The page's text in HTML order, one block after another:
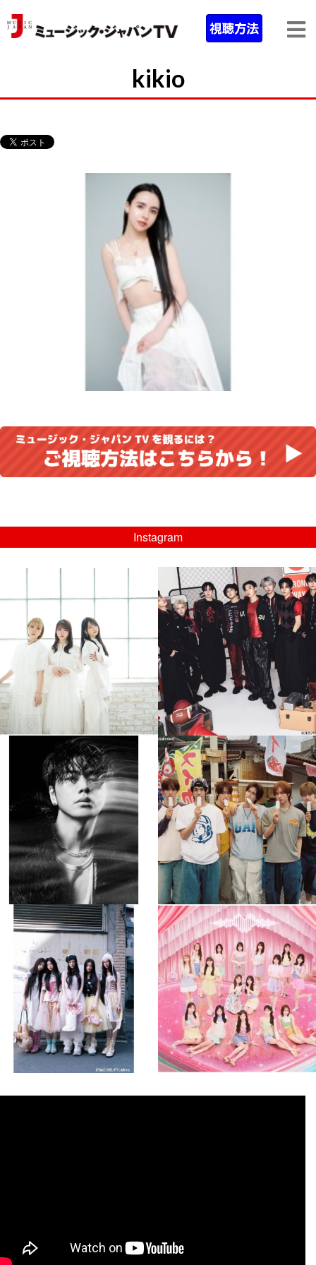
kikio
Instagram
...
8月 4
4 0
musicjapantv
💡08/05(水)23:00特番放送！
...
8月 4
4 0
musicjapantv
💡8月特番放送決定！
...
8月 4
110 0
musicjapantv
💡8月特番放送決定！
...
8月 4
5 0
musicjapantv
💡8月特番放送決定！
8月 4
1 0
musicjapantv
💡8月特番放送決定！
...
8月 4
1 0